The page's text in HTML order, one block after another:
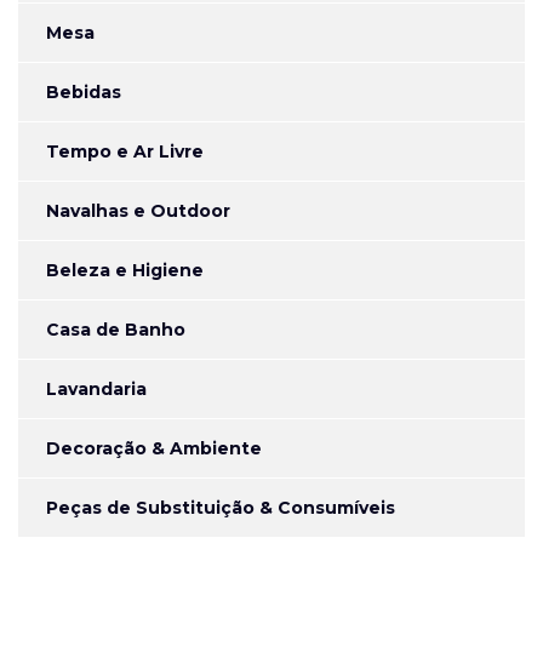
Mesa
Bebidas
Tempo e Ar Livre
Navalhas e Outdoor
Beleza e Higiene
Casa de Banho
Lavandaria
Decoração & Ambiente
Peças de Substituição & Consumíveis